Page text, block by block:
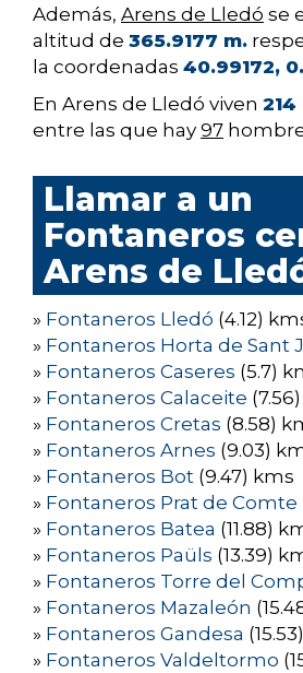
Además, Arens de Lledó se
altitud de 365.9177 m.
la coordenadas 40.99172,
En Arens de Lledó viven
entre las que hay 97
Llamar a un
Fontaneros
Arens de
» Fontaneros Lledó (4.12)
» Fontaneros Horta de Sant
» Fontaneros Caseres (5.7)
» Fontaneros Calaceite
» Fontaneros Cretas (8.58)
» Fontaneros Arnes (9.03)
» Fontaneros Bot (9.47) kms
» Fontaneros Prat de Comte
» Fontaneros Batea (11.88)
» Fontaneros Paüls (13.39)
» Fontaneros Torre del
» Fontaneros Mazaleón
» Fontaneros Gandesa
» Fontaneros Valdeltormo